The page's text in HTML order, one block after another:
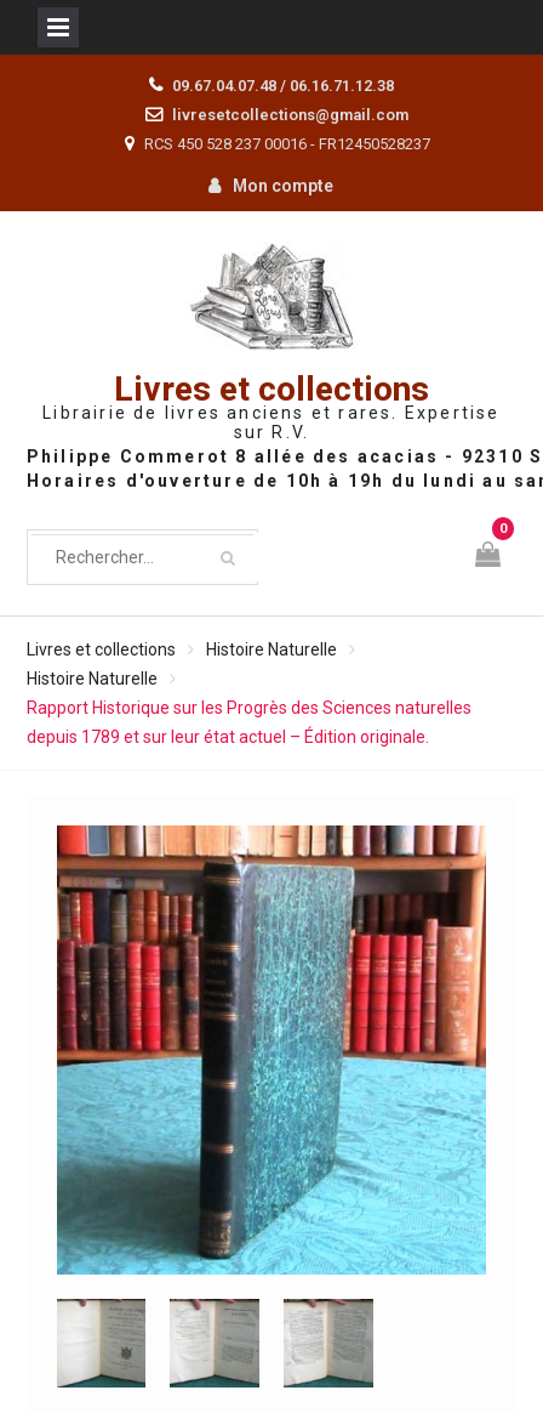
09.67.04.07.48 / 06.16.71.12.38
livresetcollections@gmail.com
RCS 450 528 237 00016 - FR12450528237
Mon compte
Livres et collections
Librairie de livres anciens et rares. Expertise
sur R.V.
0
Livres et collections
Histoire Naturelle
Histoire Naturelle
Rapport Historique sur les Progrès des Sciences naturelles
depuis 1789 et sur leur état actuel – Édition originale.